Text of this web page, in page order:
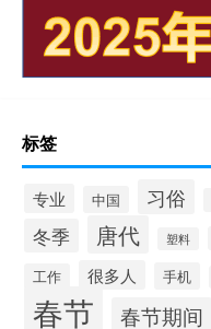
标签
专业 中国 习俗
冬季 唐代 塑料
工作 很多人 手机
春节 春节期间